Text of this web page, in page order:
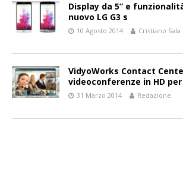
Display da 5” e
nuovo LG G3 s
10 Agosto 2014 Cristiano Sala
VidyoWorks Contact
videoconferenze in HD
31 Marzo 2014 Redazione